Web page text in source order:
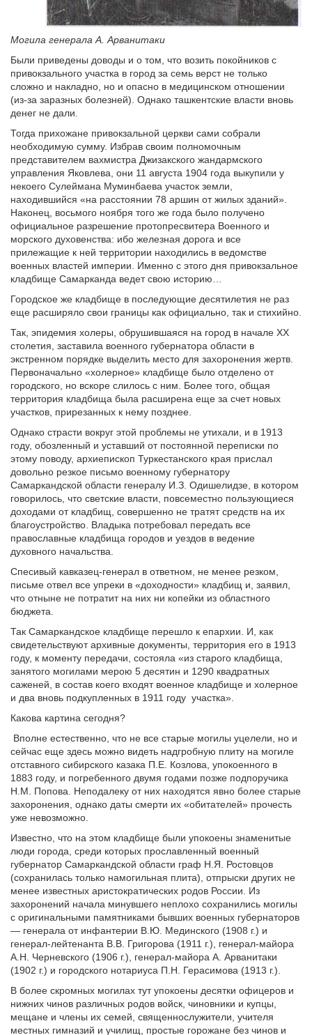
Могила генерала А. Арванитаки
Были приведены доводы и о том, что возить покойников с
привокзального участка в город за семь верст не только
сложно и накладно, но и опасно в медицинском отношении
(из-за заразных болезней). Однако ташкентские власти вновь
денег не дали.
Тогда прихожане привокзальной церкви сами собрали
необходимую сумму. Избрав своим полномочным
представителем вахмистра Джизакского жандармского
управления Яковлева, они 11 августа 1904 года выкупили у
некоего Сулеймана Муминбаева участок земли,
находившийся «на расстоянии 78 аршин от жилых зданий».
Наконец, восьмого ноября того же года было получено
официальное разрешение протопресвитера Военного и
морского духовенства: ибо железная дорога и все
прилежащие к ней территории находились в ведомстве
военных властей империи. Именно с этого дня привокзальное
кладбище Самарканда ведет свою историю…
Городское же кладбище в последующие десятилетия не раз
еще расширяло свои границы как официально, так и стихийно.
Так, эпидемия холеры, обрушившаяся на город в начале XX
столетия, заставила военного губернатора области в
экстренном порядке выделить место для захоронения жертв.
Первоначально «холерное» кладбище было отделено от
городского, но вскоре слилось с ним. Более того, общая
территория кладбища была расширена еще за счет новых
участков, прирезанных к нему позднее.
Однако страсти вокруг этой проблемы не утихали, и в 1913
году, обозленный и уставший от постоянной переписки по
этому поводу, архиепископ Туркестанского края прислал
довольно резкое письмо военному губернатору
Самаркандской области генералу И.З. Одишелидзе, в котором
говорилось, что светские власти, повсеместно пользующиеся
доходами от кладбищ, совершенно не тратят средств на их
благоустройство. Владыка потребовал передать все
православные кладбища городов и уездов в ведение
духовного начальства.
Спесивый кавказец-генерал в ответном, не менее резком,
письме отвел все упреки в «доходности» кладбищ и, заявил,
что отныне не потратит на них ни копейки из областного
бюджета.
Так Самаркандское кладбище перешло к епархии. И, как
свидетельствуют архивные документы, территория его в 1913
году, к моменту передачи, состояла «из старого кладбища,
занятого могилами мерою 5 десятин и 1290 квадратных
саженей, в состав коего входят военное кладбище и холерное
и два вновь подкупленных в 1911 году участка».
Какова картина сегодня?
Вполне естественно, что не все старые могилы уцелели, но и
сейчас еще здесь можно видеть надгробную плиту на могиле
отставного сибирского казака П.Е. Козлова, упокоенного в
1883 году, и погребенного двумя годами позже подпоручика
Н.М. Попова. Неподалеку от них находятся явно более старые
захоронения, однако даты смерти их «обитателей» прочесть
уже невозможно.
Известно, что на этом кладбище были упокоены знаменитые
люди города, среди которых прославленный военный
губернатор Самаркандской области граф Н.Я. Ростовцов
(сохранилась только намогильная плита), отпрыски других не
менее известных аристократических родов России. Из
захоронений начала минувшего неплохо сохранились могилы
с оригинальными памятниками бывших военных губернаторов
— генерала от инфантерии В.Ю. Мединского (1908 г.) и
генерал-лейтенанта В.В. Григорова (1911 г.), генерал-майора
А.Н. Черневского (1906 г.), генерал-майора А. Арванитаки
(1902 г.) и городского нотариуса П.Н. Герасимова (1913 г.).
В более скромных могилах тут упокоены десятки офицеров и
нижних чинов различных родов войск, чиновники и купцы,
мещане и члены их семей, священнослужители, учителя
местных гимназий и училищ, простые горожане без чинов и